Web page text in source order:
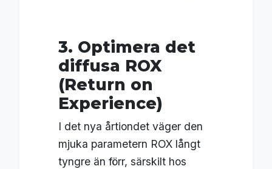
3. Optimera det
diffusa ROX
(Return on
Experience)
I det nya årtiondet väger den
mjuka parametern ROX långt
tyngre än förr, särskilt hos